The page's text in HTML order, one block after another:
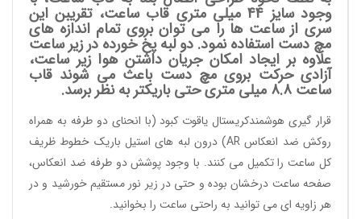
وجود سایز 44 میلی متری قاب ساعت، تقریبن این
سری از ساعت ها را می توان بروی تمام اندازه های
مچ دست استفاده نمود. دو لبه پخ خورده در زیر ساعت
علاوه بر ایجاد امکان جریان داشتن هوا زیر ساعت،
آزادی حرکت بروی مچ دست باعث می شوند قاب
ساعت 8.8 میلی متری حتی باریکتر به نظر برسد.
قرار گیری هوشمندکریستال یاقوت کبود (با انحنای دو طرفه به همراه
روکش ضد انعکاس AR) درون لبه های استیل باریک خطوط ظریف
کل ساعت را تکمیل می کنند. با وجود پوشش دو طرفه ضد انعکاس،
صفحه ساعت درخشان بوده و حتی در زیر نور مستقیم خورشید و در
هر زاویه ای می توانید به راحتی ساعت را بخوانید.